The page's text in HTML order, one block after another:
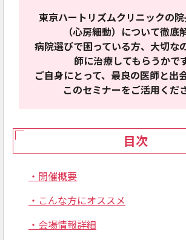
東京ハートリズムクリニックの
（心房細動）について徹底
病院選びで困っている方、大切な
師に治療してもらうかです
ご自身にとって、最良の医師と出
このセミナーをご活用くだ
目次
・開催概要
・こんな方にオススメ
・会場情報詳細